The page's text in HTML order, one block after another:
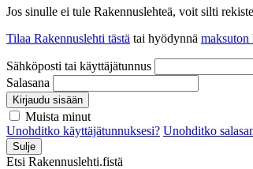
Jos sinulle ei tule Rakennuslehteä, voit silti
Tilaa Rakennuslehti tästä tai hyödynnä maksuton
Sähköposti tai käyttäjätunnus
Salasana
Kirjaudu sisään
Muista minut
Unohditko käyttäjätunnuksesi? Unohditko
Sulje
Etsi Rakennuslehti.fistä